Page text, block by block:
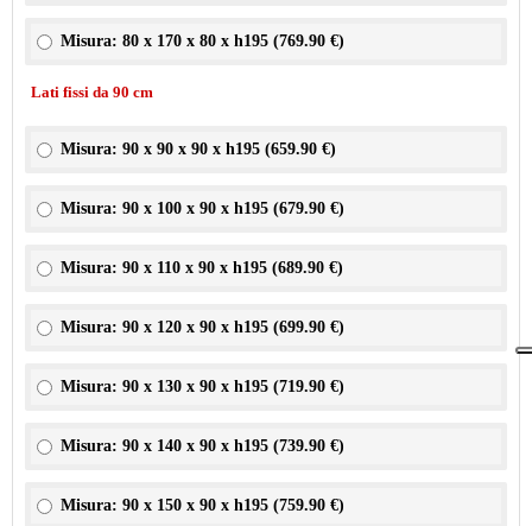
Misura: 80 x 170 x 80 x h195 (769.90 €)
Lati fissi da 90 cm
Misura: 90 x 90 x 90 x h195 (659.90 €)
Misura: 90 x 100 x 90 x h195 (679.90 €)
Misura: 90 x 110 x 90 x h195 (689.90 €)
Misura: 90 x 120 x 90 x h195 (699.90 €)
Misura: 90 x 130 x 90 x h195 (719.90 €)
Misura: 90 x 140 x 90 x h195 (739.90 €)
Misura: 90 x 150 x 90 x h195 (759.90 €)